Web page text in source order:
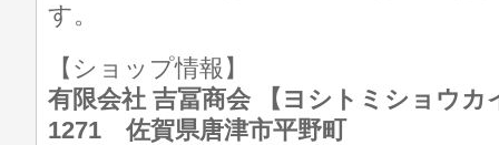
す。
【ショップ情報】
有限会社 吉冨商会 【ヨシトミショウ
1271 佐賀県唐津市平野町